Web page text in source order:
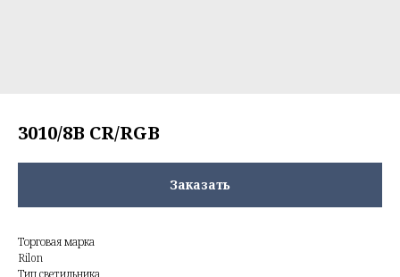
3010/8B CR/RGB
Заказать
Торговая марка
Rilon
Тип светильника